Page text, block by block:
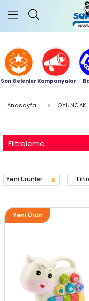
Son Gelenler Kampanyalar
Anasayfa > OYUNCAK
Filtreleme
Yeni Ürünler
Yeni Ürün